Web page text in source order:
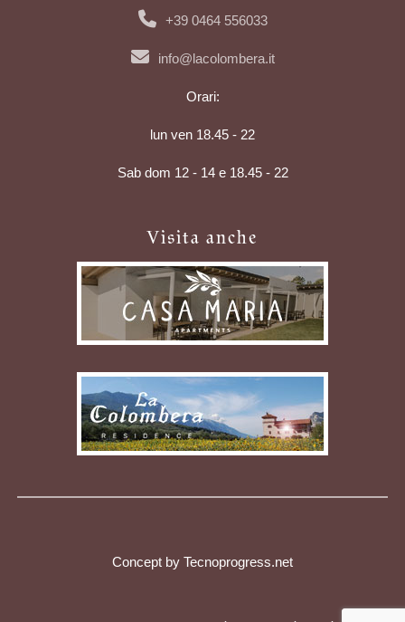
+39 0464 556033
info@lacolombera.it
Orari:
lun ven 18.45 - 22
Sab dom 12 - 14 e 18.45 - 22
Visita anche
Concept by Tecnoprogress.net